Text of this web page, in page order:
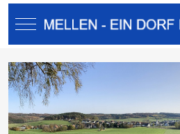
Mobile Menu Toggle